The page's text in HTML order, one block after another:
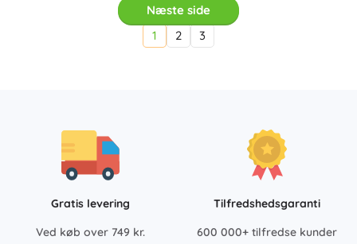
Næste side
1
2 3
Gratis levering
Ved køb over 749 kr.
Tilfredshedsgaranti
600 000+ tilfredse kunder